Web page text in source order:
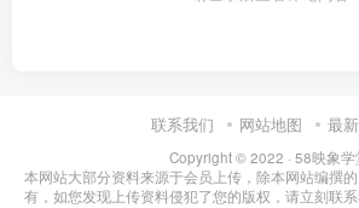
联系我们 网站地图 最
Copyright © 2022 · 58映象学
本网站大部分资料来源于会员上传，除本网站编撰
有，如您发现上传资料侵犯了您的版权，请立刻联